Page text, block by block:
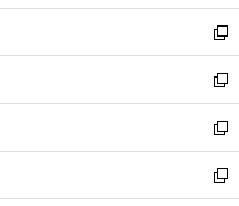
ウ
ィ
ン
ド
ウ
で
開
く
し
い
ウ
ィ
ン
ド
ウ
で
開
新
し
い
ウ
ィ
ン
ド
ウ
新
し
い
ウ
ィ
ン
新
し
い
ウ
新